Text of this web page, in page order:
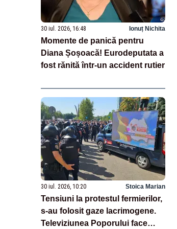
30 iul. 2026, 16:48 Ionuț Nichita
Momente de panică pentru
Diana Șoșoacă! Eurodeputata a
fost rănită într-un accident rutier
30 iul. 2026, 10:20 Stoica Marian
Tensiuni la protestul fermierilor,
s-au folosit gaze lacrimogene.
Televiziunea Poporului face